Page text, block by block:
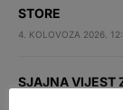
STORE
4. KOLOVOZA 2026.
SJAJNA VIJEST